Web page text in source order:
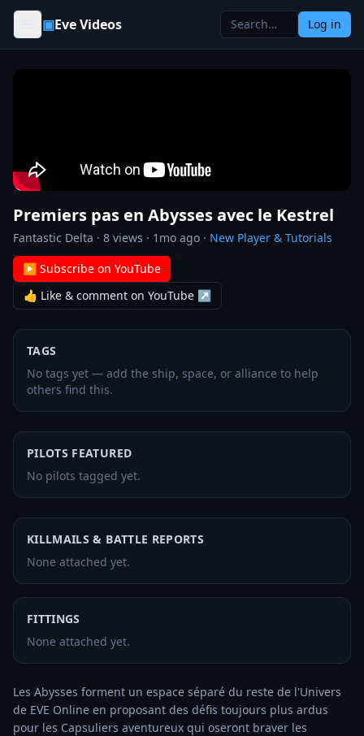
Skip to content
▣Eve Videos Log in
Premiers pas en Abysses avec le Kestrel
Fantastic Delta · 8 views · 1mo ago · New Player & Tutorials
▶ Subscribe on YouTube
👍 Like & comment on YouTube ↗
TAGS
No tags yet — add the ship, space, or alliance to help
others find this.
PILOTS FEATURED
No pilots tagged yet.
KILLMAILS & BATTLE REPORTS
None attached yet.
FITTINGS
None attached yet.
Les Abysses forment un espace séparé du reste de l'Univers
de EVE Online en proposant des défis toujours plus ardus
pour les Capsuliers aventureux qui oseront braver les